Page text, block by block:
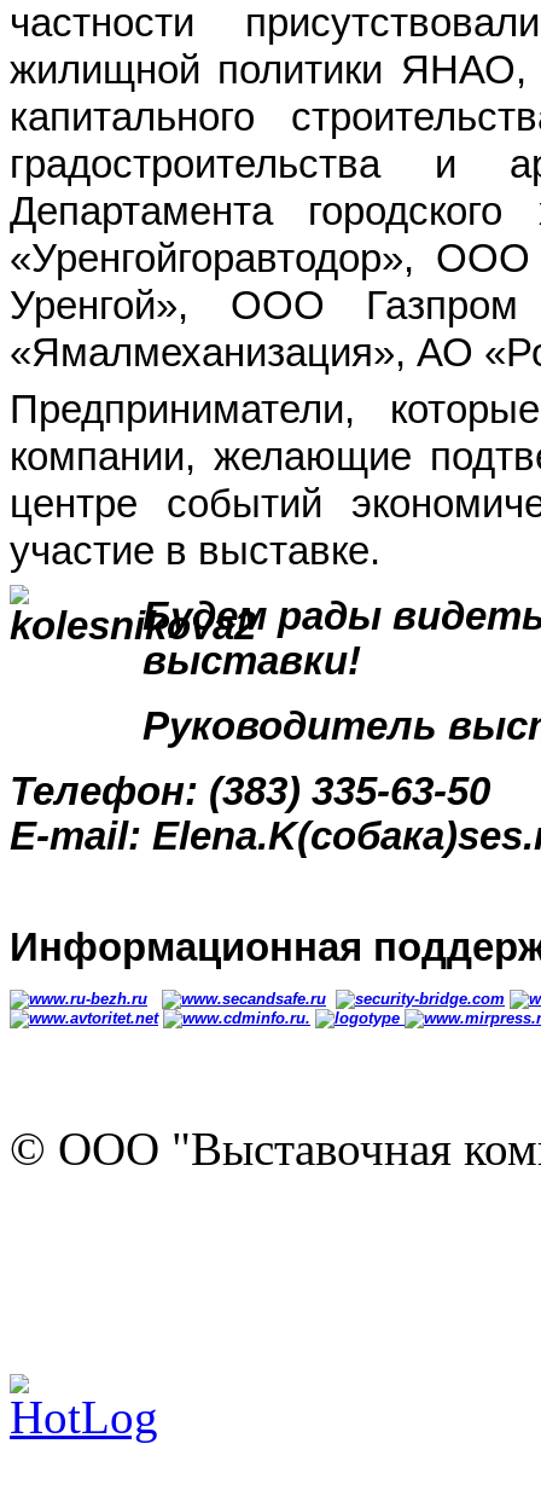
частности
жилищной политики ЯНАО,
капитального
градостроительства и
Департамента
«Уренгойгоравтодор»,
Уренгой», ООО
«Ямалмеханизация», АО
Предприниматели,
компании, желающие
центре событий
участие в выставке.
Будем рады
выставки!
Руководитель
Телефон: (383) 335-63-50
E-mail: Elena.K(собака)
Информационная
© ООО "Выставочная